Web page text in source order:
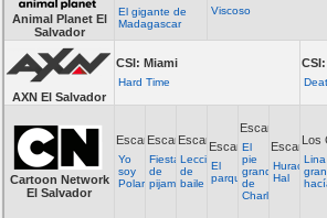
Animal Planet El
Salvador
El gigante de
Madagascar
Viscoso
AXN El Salvador
CSI: Miami
Hard Time
Cartoon Network
El Salvador
Escandalosos
Yo
soy
Polar
Escandalosos
Fiesta
de
pijamas
Escandalosos
Lecciones
de
baile
Escandalosos
El
parque
Escandalosos
El
pie
grande
de
Charlie
Huracán
Hal
Los